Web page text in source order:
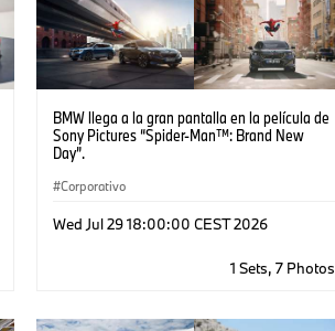
BMW llega a la gran pantalla en la película de
Sony Pictures “Spider‑Man™: Brand New
Day”.
Corporativo
Wed Jul 29 18:00:00 CEST 2026
1 Sets, 7 Photos